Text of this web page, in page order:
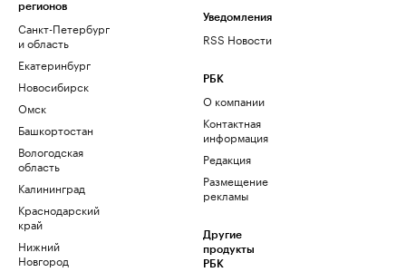
регионов
Санкт-Петербург
и область
Екатеринбург
Новосибирск
Омск
Башкортостан
Вологодская
область
Калининград
Краснодарский
край
Нижний
Новгород
Уведомления
RSS Новости
РБК
О компании
Контактная
информация
Редакция
Размещение
рекламы
Другие
продукты
РБК